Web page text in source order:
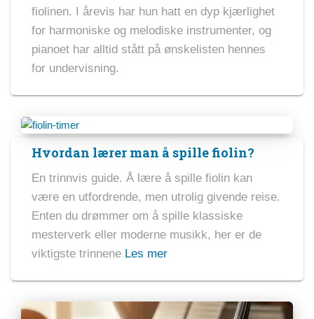
fiolinen. I årevis har hun hatt en dyp kjærlighet
for harmoniske og melodiske instrumenter, og
pianoet har alltid stått på ønskelisten hennes
for undervisning.
Hvordan lærer man å spille fiolin?
En trinnvis guide. Å lære å spille fiolin kan
være en utfordrende, men utrolig givende reise.
Enten du drømmer om å spille klassiske
mesterverk eller moderne musikk, her er de
viktigste trinnene Les mer